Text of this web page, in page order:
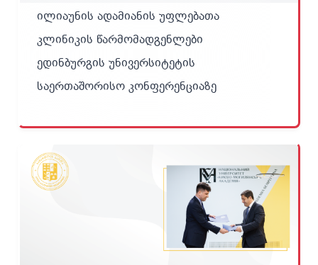
ილიაუნის ადამიანის უფლებათა
კლინიკის წარმომადგენლები
ედინბურგის უნივერსიტეტის
საერთაშორისო კონფერენციაზე